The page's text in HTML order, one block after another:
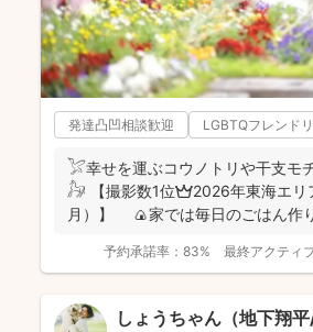
発達凸凹相談歓迎 LGBTQフレンド
𓅯幸せを運ぶコウノトリや干支モ
𓃗 【撮影数1位👑2026年東海エリ
月）】 🍙家では毎日のごはん作
予約承諾率： 83% 最終アクティ
しょうちゃん（地下翔